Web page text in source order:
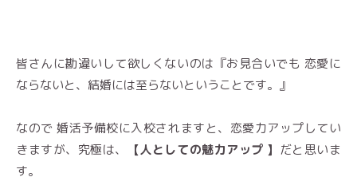
皆さんに勘違いして欲しくないのは『お見合いでも 恋愛に
ならないと、結婚には至らないということです。』
なので 婚活予備校に入校されますと、恋愛力アップしてい
きますが、究極は、
【人としての魅力アップ 】 だと思いま
す。